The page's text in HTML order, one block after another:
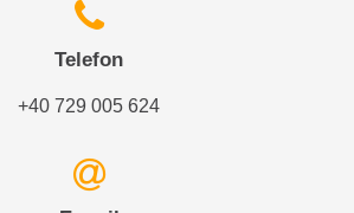
Telefon
+40 729 005 624